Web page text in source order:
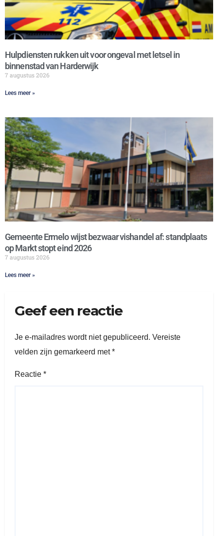
Hulpdiensten rukken uit voor ongeval met letsel in
binnenstad van Harderwijk
7 augustus 2026
Lees meer »
Gemeente Ermelo wijst bezwaar vishandel af: standplaats
op Markt stopt eind 2026
7 augustus 2026
Lees meer »
Geef een reactie
Je e-mailadres wordt niet gepubliceerd. Vereiste
velden zijn gemarkeerd met*
Reactie *